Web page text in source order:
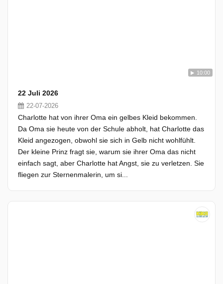
10:00
22 Juli 2026
22-07-2026
Charlotte hat von ihrer Oma ein gelbes Kleid bekommen.
Da Oma sie heute von der Schule abholt, hat Charlotte das
Kleid angezogen, obwohl sie sich in Gelb nicht wohlfühlt.
Der kleine Prinz fragt sie, warum sie ihrer Oma das nicht
einfach sagt, aber Charlotte hat Angst, sie zu verletzen. Sie
fliegen zur Sternenmalerin, um si...